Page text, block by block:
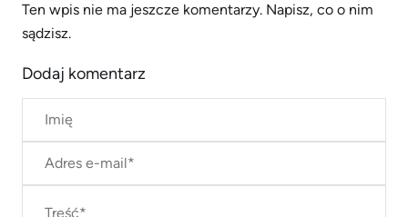
Ten wpis nie ma jeszcze komentarzy. Napisz, co o nim
sądzisz.
Dodaj komentarz